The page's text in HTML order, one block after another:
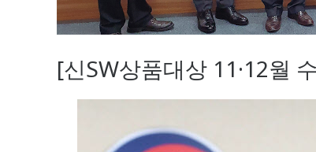
[신SW상품대상 11·12월